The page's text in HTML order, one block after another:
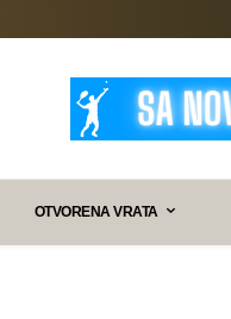
OTVORENA VRATA